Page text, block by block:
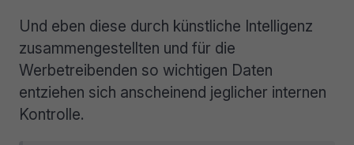
Und eben diese durch künstliche Intelligenz
zusammengestellten und für die
Werbetreibenden so wichtigen Daten
entziehen sich anscheinend jeglicher internen
Kontrolle.